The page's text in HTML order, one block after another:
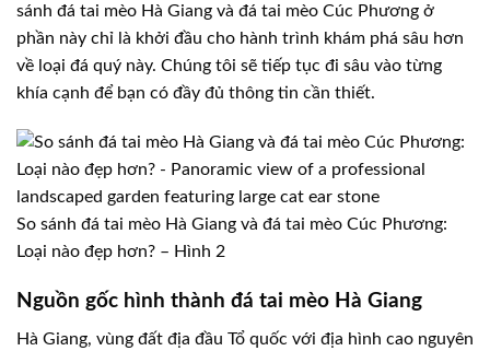
sánh đá tai mèo Hà Giang và đá tai mèo Cúc Phương ở
phần này chỉ là khởi đầu cho hành trình khám phá sâu hơn
về loại đá quý này. Chúng tôi sẽ tiếp tục đi sâu vào từng
khía cạnh để bạn có đầy đủ thông tin cần thiết.
So sánh đá tai mèo Hà Giang và đá tai mèo Cúc Phương:
Loại nào đẹp hơn? – Hình 2
Nguồn gốc hình thành đá tai mèo Hà Giang
Hà Giang, vùng đất địa đầu Tổ quốc với địa hình cao nguyên